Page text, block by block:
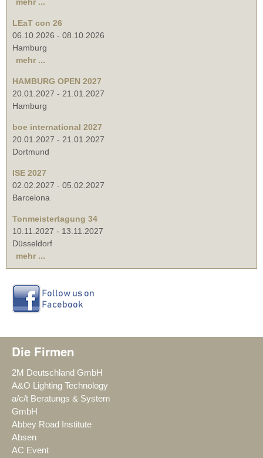
LEaT con 26
06.10.2026 - 08.10.2026
Hamburg
mehr ...
HAMBURG OPEN 2027
20.01.2027 - 21.01.2027
Hamburg
boe international 2027
20.01.2027 - 21.01.2027
Dortmund
ISE 2027
02.02.2027 - 05.02.2027
Barcelona
Tonmeistertagung 34
10.11.2027 - 13.11.2027
Düsseldorf
mehr ...
Die Firmen
2M Deutschland GmbH
A&O Lighting Technology
a/c/t Beratungs & System
GmbH
Abbey Road Institute
Absen
AC Event